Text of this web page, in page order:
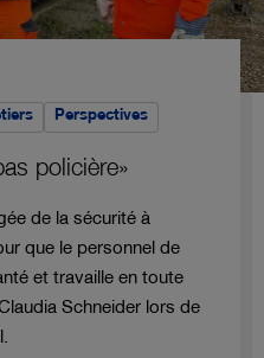
Perspectives
policière»
de la sécurité à
que le personnel de
et travaille en toute
Schneider lors de